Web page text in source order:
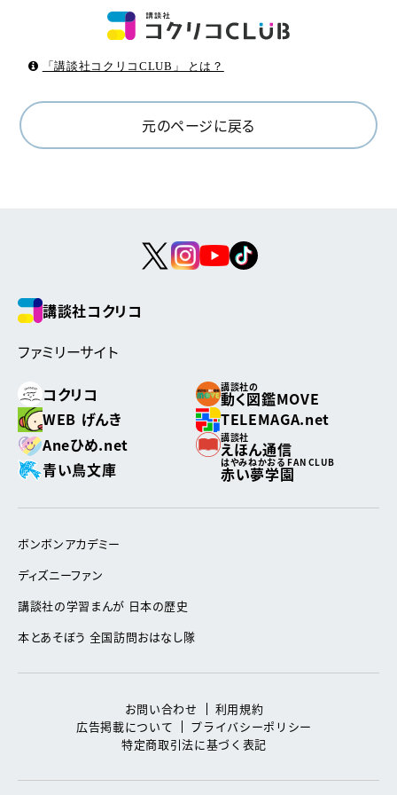
「講談社コクリコCLUB」 とは？
元のページに戻る
講談社コクリコ
ファミリーサイト
コクリコ
講談社の
動く図鑑MOVE
WEB げんき
TELEMAGA.net
Aneひめ.net
講談社
えほん通信
青い鳥文庫
はやみねかおる FAN CLUB
赤い夢学園
ボンボンアカデミー
ディズニーファン
講談社の学習まんが 日本の歴史
本とあそぼう 全国訪問おはなし隊
お問い合わせ
利用規約
広告掲載について
プライバシーポリシー
特定商取引法に基づく表記